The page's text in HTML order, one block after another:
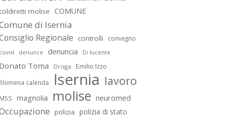
coldiretti molise COMUNE
di Isernia
Regionale controlli convegno
covid denunce denuncia Di lucente
Donato Toma Droga Emilio Izzo
calenda Isernia lavoro
M5S magnolia molise neuromed
polizia polizia di stato